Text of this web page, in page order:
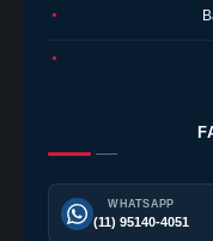
●
●
WHATSAPP
(11) 95140-4051